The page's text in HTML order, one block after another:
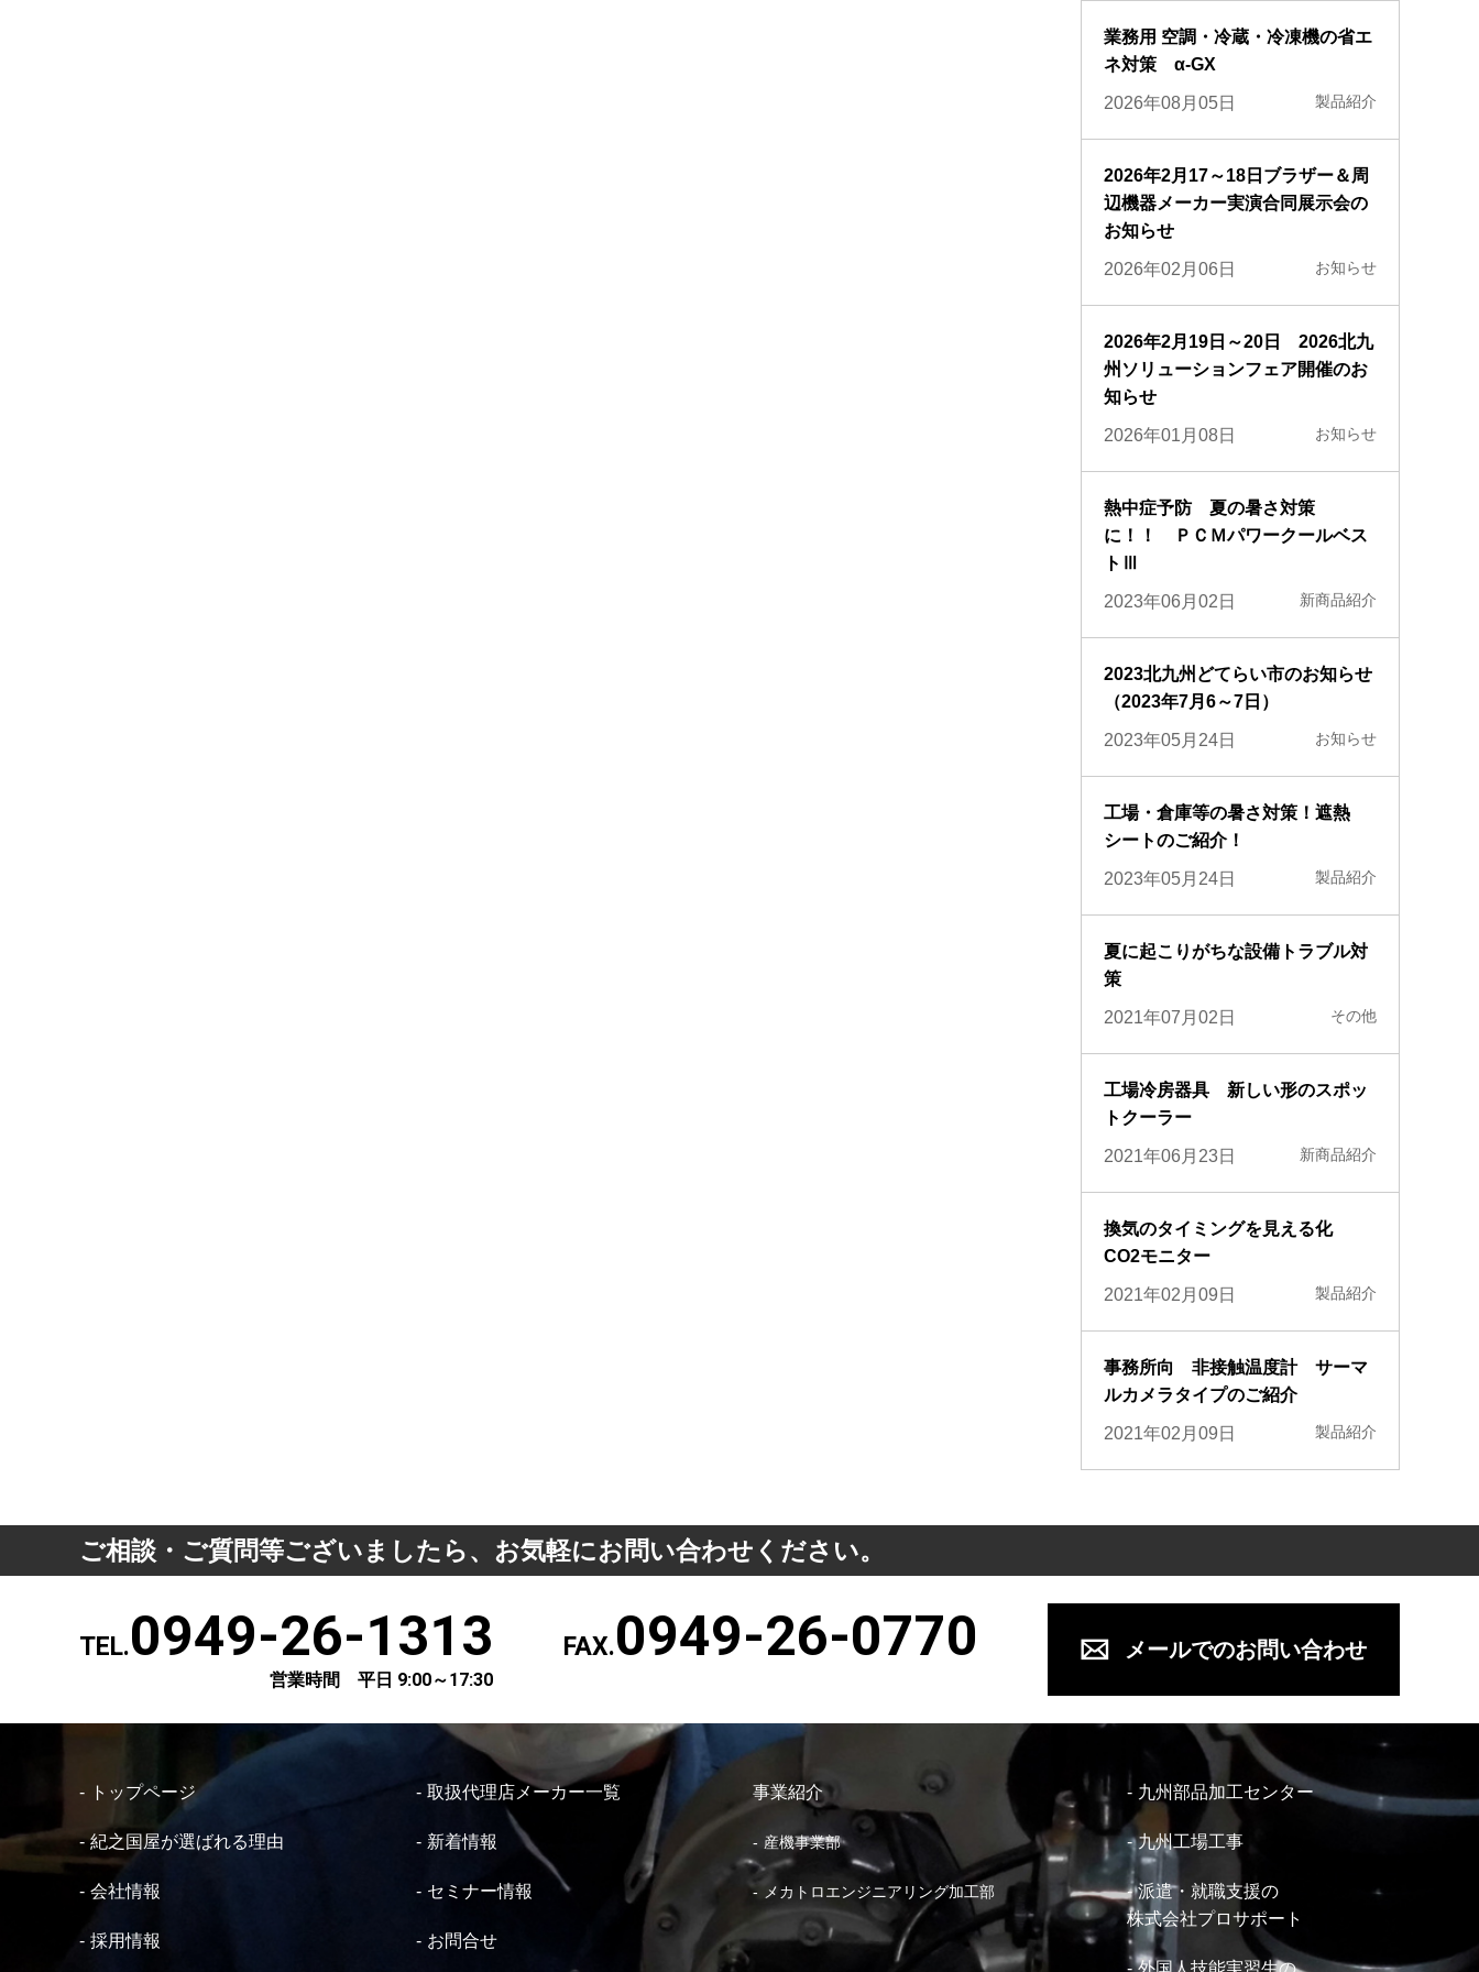
業務用 空調・冷蔵・冷凍機の省エ
ネ対策 α-GX
2026年08月05日 製品紹介
2026年2月17～18日ブラザー＆周
辺機器メーカー実演合同展示会の
お知らせ
2026年02月06日 お知らせ
2026年2月19日～20日 2026北九
州ソリューションフェア開催のお
知らせ
2026年01月08日 お知らせ
熱中症予防 夏の暑さ対策
に！！ ＰＣＭパワークールベス
トⅢ
2023年06月02日 新商品紹介
2023北九州どてらい市のお知らせ
（2023年7月6～7日）
2023年05月24日 お知らせ
工場・倉庫等の暑さ対策！遮熱
シートのご紹介！
2023年05月24日 製品紹介
夏に起こりがちな設備トラブル対
策
2021年07月02日 その他
工場冷房器具 新しい形のスポッ
トクーラー
2021年06月23日 新商品紹介
換気のタイミングを見える化
CO2モニター
2021年02月09日 製品紹介
事務所向 非接触温度計 サーマ
ルカメラタイプのご紹介
2021年02月09日 製品紹介
ご相談・ご質問等ございましたら、お気軽にお問い合わせください。
TEL.0949-26-1313
営業時間 平日 9:00～17:30
FAX.0949-26-0770 メールでのお問い合わせ
トップページ
紀之国屋が選ばれる理由
会社情報
採用情報
取扱代理店メーカー一覧
新着情報
セミナー情報
お問合せ
事業紹介
産機事業部
メカトロエンジニアリング加工部
九州部品加工センター
九州工場工事
派遣・就職支援の
株式会社プロサポート
外国人技能実習生の